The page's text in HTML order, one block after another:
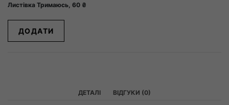
Листівка Тримаюсь, 60 ₴
ДОДАТИ
ДЕТАЛІ ВІДГУКИ (0)